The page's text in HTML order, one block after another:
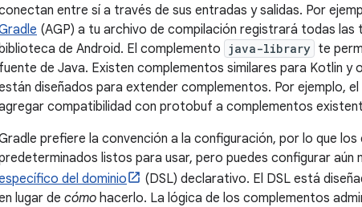
entre sí a través de sus entradas y salidas. Por
(AGP) a tu archivo de compilación registrará todas las
de Android. El complemento java-library te
fuente de Java. Existen complementos similares para Kotlin
diseñados para extender complementos. Por ejemplo,
compatibilidad con protobuf a complementos
prefiere la convención a la configuración, por lo que
listos para usar, pero puedes configurar aún
del dominio
(DSL) declarativo. El DSL está
lugar de cómo hacerlo. La lógica de los complementos